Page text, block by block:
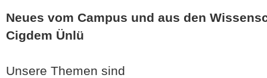
Neues vom Campus und aus den
Cigdem Ünlü
Unsere Themen sind